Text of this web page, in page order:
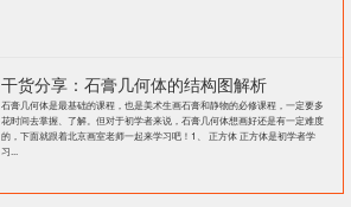
干货分享：石膏几何体的结构图解析
石膏几何体是最基础的课程，也是美术生画石膏和静物的必修课程，一定要多
花时间去掌握、了解。但对于初学者来说，石膏几何体想画好还是有一定难度
的，下面就跟着北京画室老师一起来学习吧！1、 正方体 正方体是初学者学
习...